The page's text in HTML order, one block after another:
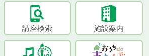
講座検索 施設案内